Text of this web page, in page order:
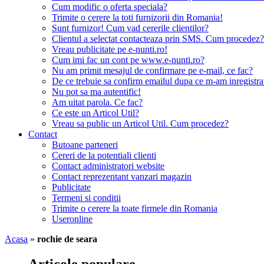
Cum modific o oferta speciala?
Trimite o cerere la toti furnizorii din Romania!
Sunt furnizor! Cum vad cererile clientilor?
Clientul a selectat contacteaza prin SMS. Cum procedez?
Vreau publicitate pe e-nunti.ro!
Cum imi fac un cont pe www.e-nunti.ro?
Nu am primit mesajul de confirmare pe e-mail, ce fac?
De ce trebuie sa confirm emailul dupa ce m-am
Nu pot sa ma autentific!
Am uitat parola. Ce fac?
Ce este un Articol Util?
Vreau sa public un Articol Util. Cum procedez?
Contact
Butoane parteneri
Cereri de la potentiali clienti
Contact administratori website
Contact reprezentant vanzari magazin
Publicitate
Termeni si conditii
Trimite o cerere la toate firmele din Romania
Useronline
Acasa » rochie de seara